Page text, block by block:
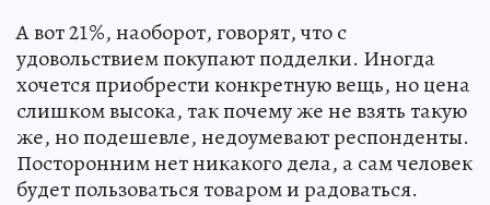
А вот 21%, наоборот, говорят, что с
удовольствием покупают подделки. Иногда
хочется приобрести конкретную вещь, но цена
слишком высока, так почему же не взять такую
же, но подешевле, недоумевают респонденты.
Посторонним нет никакого дела, а сам человек
будет пользоваться товаром и радоваться.